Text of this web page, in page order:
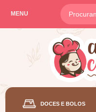
MENU
DOCES E BOLOS